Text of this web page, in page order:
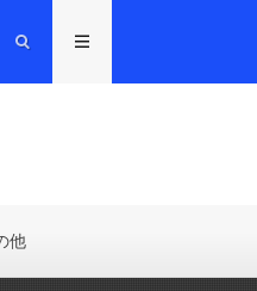
他